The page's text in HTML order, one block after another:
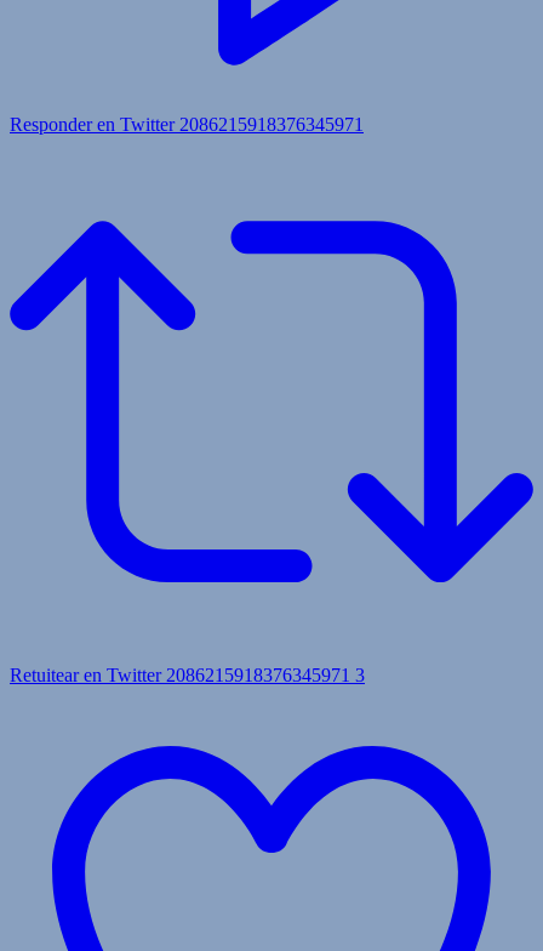
Responder en Twitter 2086215918376345971
Retuitear en Twitter 2086215918376345971 3